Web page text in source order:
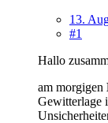
13.
#1
Hallo
am morgigen
Gewitterlage